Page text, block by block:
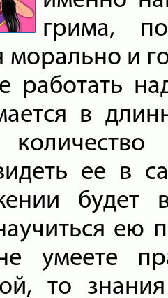
грима,
морально и
работать
в
ее в
будет
ею
умеете
то